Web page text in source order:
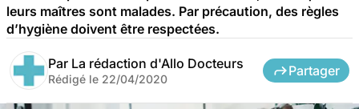
leurs maîtres sont malades. Par précaution, des règles
d’hygiène doivent être respectées.
Par La rédaction d'Allo Docteurs
Rédigé le 22/04/2020
Partager